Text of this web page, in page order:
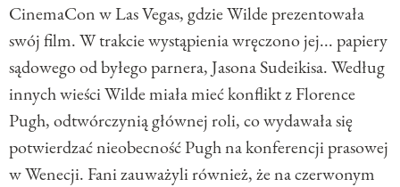
CinemaCon w Las Vegas, gdzie Wilde prezentowała
swój film. W trakcie wystąpienia wręczono jej... papiery
sądowego od byłego parnera, Jasona Sudeikisa. Według
innych wieści Wilde miała mieć konflikt z Florence
Pugh, odtwórczynią głównej roli, co wydawała się
potwierdzać nieobecność Pugh na konferencji prasowej
w Wenecji. Fani zauważyli również, że na czerwonym